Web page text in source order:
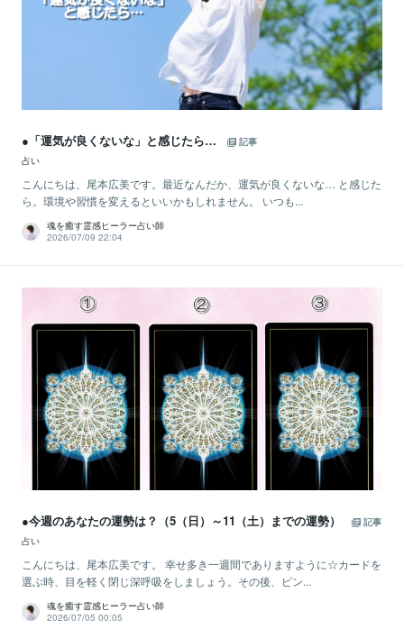
●「運気が良くないな」と感じたら…
記事
占い
こんにちは、尾本広美です。最近なんだか、運気が良くないな… と感じた
ら。環境や習慣を変えるといいかもしれません。 いつも...
魂を癒す霊感ヒーラー占い師
2026/07/09 22:04
●今週のあなたの運勢は？（5（日）～11（土）までの運勢）
記事
占い
こんにちは、尾本広美です。 幸せ多き一週間でありますように☆カードを
選ぶ時、目を軽く閉じ深呼吸をしましょう。その後、ピン...
魂を癒す霊感ヒーラー占い師
2026/07/05 00:05